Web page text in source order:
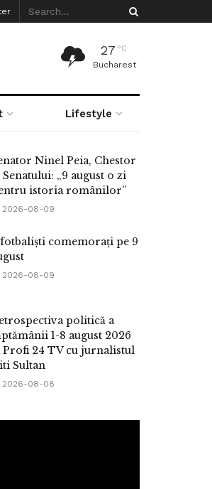
27 °C
Bucharest
Lifestyle
Ninel Peia, Chestor
Senatului: „9 august o zi
istoria românilor”
2026-08-09
comemorați pe 9
2026-08-09
politică a
1-8 august 2026
Profi 24 TV cu jurnalistul
Sultan
2026-08-08